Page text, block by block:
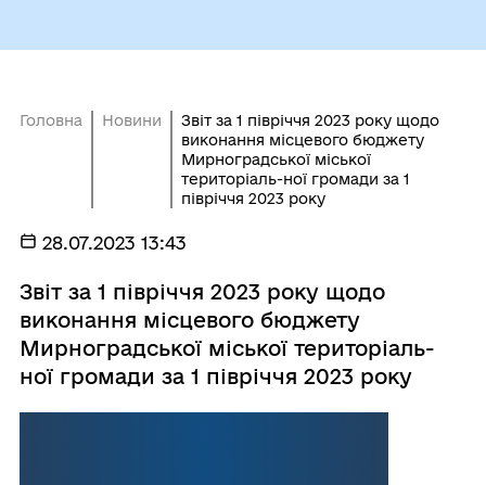
Головна Новини
Звіт за 1 півріччя 2023 року щодо
виконання місцевого бюджету
Мирноградської міської
територіаль-ної громади за 1
півріччя 2023 року
28.07.2023 13:43
Звіт за 1 півріччя 2023 року щодо
виконання місцевого бюджету
Мирноградської міської територіаль-
ної громади за 1 півріччя 2023 року